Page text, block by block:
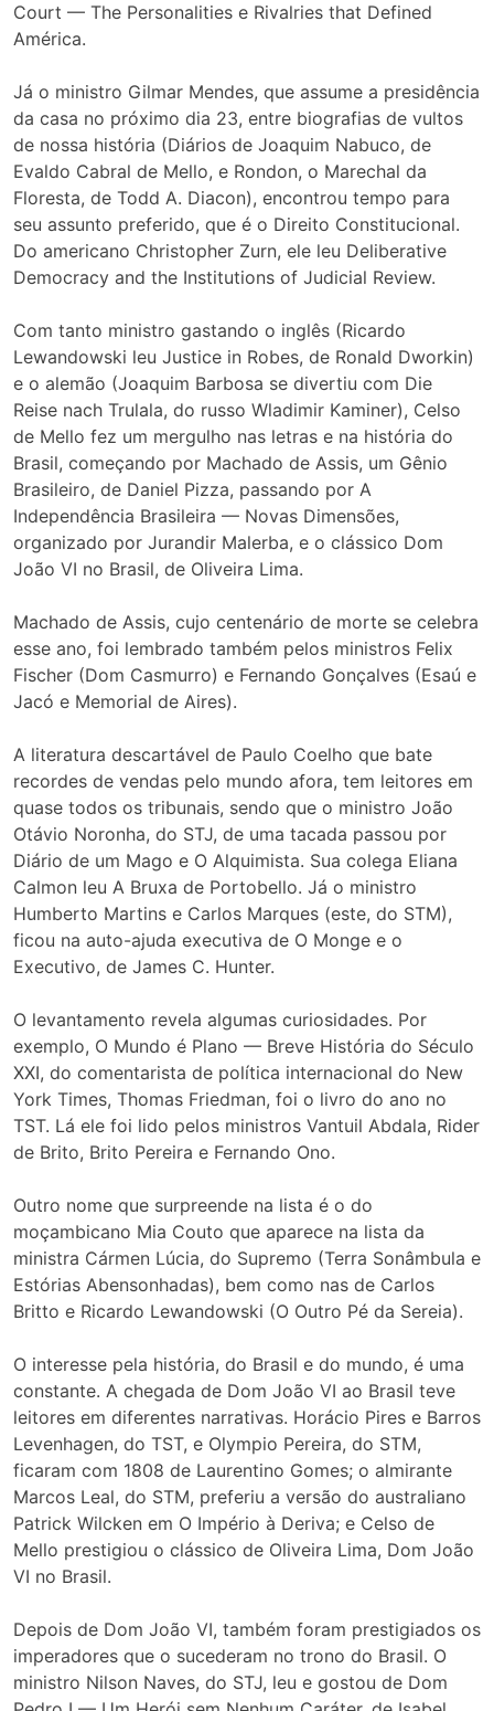
Court — The Personalities e Rivalries that Defined
América.
Já o ministro Gilmar Mendes, que assume a presidência
da casa no próximo dia 23, entre biografias de vultos
de nossa história (Diários de Joaquim Nabuco, de
Evaldo Cabral de Mello, e Rondon, o Marechal da
Floresta, de Todd A. Diacon), encontrou tempo para
seu assunto preferido, que é o Direito Constitucional.
Do americano Christopher Zurn, ele leu Deliberative
Democracy and the Institutions of Judicial Review.
Com tanto ministro gastando o inglês (Ricardo
Lewandowski leu Justice in Robes, de Ronald Dworkin)
e o alemão (Joaquim Barbosa se divertiu com Die
Reise nach Trulala, do russo Wladimir Kaminer), Celso
de Mello fez um mergulho nas letras e na história do
Brasil, começando por Machado de Assis, um Gênio
Brasileiro, de Daniel Pizza, passando por A
Independência Brasileira — Novas Dimensões,
organizado por Jurandir Malerba, e o clássico Dom
João VI no Brasil, de Oliveira Lima.
Machado de Assis, cujo centenário de morte se celebra
esse ano, foi lembrado também pelos ministros Felix
Fischer (Dom Casmurro) e Fernando Gonçalves (Esaú e
Jacó e Memorial de Aires).
A literatura descartável de Paulo Coelho que bate
recordes de vendas pelo mundo afora, tem leitores em
quase todos os tribunais, sendo que o ministro João
Otávio Noronha, do STJ, de uma tacada passou por
Diário de um Mago e O Alquimista. Sua colega Eliana
Calmon leu A Bruxa de Portobello. Já o ministro
Humberto Martins e Carlos Marques (este, do STM),
ficou na auto-ajuda executiva de O Monge e o
Executivo, de James C. Hunter.
O levantamento revela algumas curiosidades. Por
exemplo, O Mundo é Plano — Breve História do Século
XXI, do comentarista de política internacional do New
York Times, Thomas Friedman, foi o livro do ano no
TST. Lá ele foi lido pelos ministros Vantuil Abdala, Rider
de Brito, Brito Pereira e Fernando Ono.
Outro nome que surpreende na lista é o do
moçambicano Mia Couto que aparece na lista da
ministra Cármen Lúcia, do Supremo (Terra Sonâmbula e
Estórias Abensonhadas), bem como nas de Carlos
Britto e Ricardo Lewandowski (O Outro Pé da Sereia).
O interesse pela história, do Brasil e do mundo, é uma
constante. A chegada de Dom João VI ao Brasil teve
leitores em diferentes narrativas. Horácio Pires e Barros
Levenhagen, do TST, e Olympio Pereira, do STM,
ficaram com 1808 de Laurentino Gomes; o almirante
Marcos Leal, do STM, preferiu a versão do australiano
Patrick Wilcken em O Império à Deriva; e Celso de
Mello prestigiou o clássico de Oliveira Lima, Dom João
VI no Brasil.
Depois de Dom João VI, também foram prestigiados os
imperadores que o sucederam no trono do Brasil. O
ministro Nilson Naves, do STJ, leu e gostou de Dom